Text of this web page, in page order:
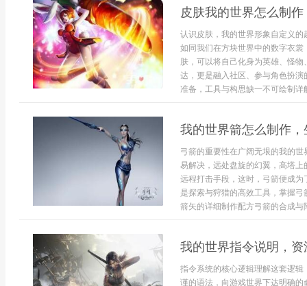
皮肤我的世界怎么制
认识皮肤，我的世界形象自定义
如同我们在方块世界中的数字衣
肤，可以将自己化身为英雄、怪
达，更是融入社区、参与角色扮
准备，工具与构思缺一不可绘制详
我的世界箭怎么制作
弓箭的重要性在广阔无垠的我的
易解决，远处盘旋的幻翼，高塔
远程打击手段，这时，弓箭便成
是探索与狩猎的高效工具，掌握
箭矢的详细制作配方弓箭的合成与
我的世界指令说明，
指令系统的核心逻辑理解这套逻
谨的语法，向游戏世界下达明确的